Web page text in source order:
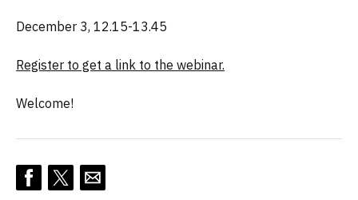
December 3, 12.15-13.45
Register to get a link to the webinar.
Welcome!